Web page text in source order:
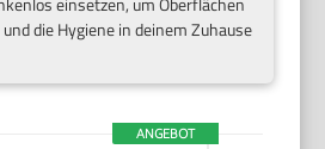
die Hygiene in deinem Zuhause
ANGEBOT